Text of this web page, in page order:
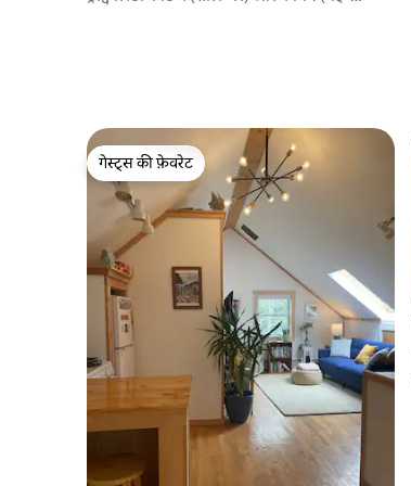
गेस्ट्स की फ़ेवरेट
गेस्ट्स की फ़ेवरेट